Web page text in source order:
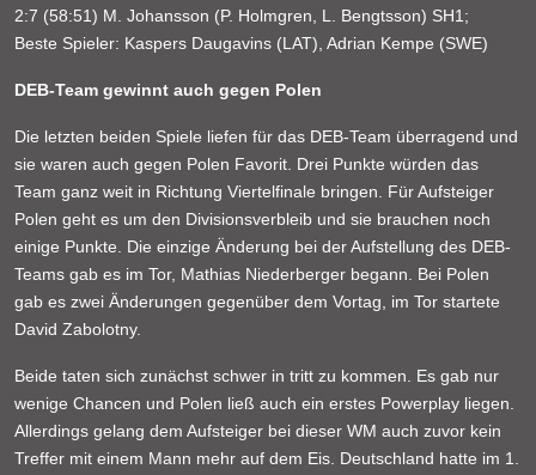
2:7 (58:51) M. Johansson (P. Holmgren, L. Bengtsson) SH1;
Beste Spieler: Kaspers Daugavins (LAT), Adrian Kempe (SWE)
DEB-Team gewinnt auch gegen Polen
Die letzten beiden Spiele liefen für das DEB-Team überragend und
sie waren auch gegen Polen Favorit. Drei Punkte würden das
Team ganz weit in Richtung Viertelfinale bringen. Für Aufsteiger
Polen geht es um den Divisionsverbleib und sie brauchen noch
einige Punkte. Die einzige Änderung bei der Aufstellung des DEB-
Teams gab es im Tor, Mathias Niederberger begann. Bei Polen
gab es zwei Änderungen gegenüber dem Vortag, im Tor startete
David Zabolotny.
Beide taten sich zunächst schwer in tritt zu kommen. Es gab nur
wenige Chancen und Polen ließ auch ein erstes Powerplay liegen.
Allerdings gelang dem Aufsteiger bei dieser WM auch zuvor kein
Treffer mit einem Mann mehr auf dem Eis. Deutschland hatte im 1.